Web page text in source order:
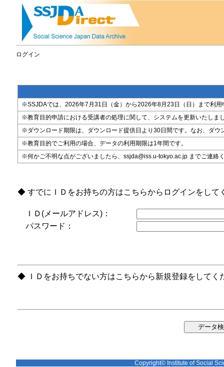
ログイン
※SSJDAでは、2026年7月31日（金）から2026年8月23日（日）まで利
※教育目的申請における受講者の処理に関して、システムを更新いたしま
※ダウンロード期限は、ダウンロード提供日より30日間です。なお、ダ
※教育目的でご利用の場合、データの利用期限は1年間です。
※何かご不明な点がございましたら、ssjda@iss.u-tokyo.ac.jp までご連絡
◆ すでにＩＤをお持ちの方はこちらからログインをして
ＩＤ(メールアドレス)：
パスワード：
◆ ＩＤをお持ちでない方はこちらから新規登録をしてく
Copyright© Institute of Social